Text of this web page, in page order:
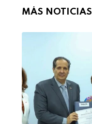
MÁS NOTICIAS